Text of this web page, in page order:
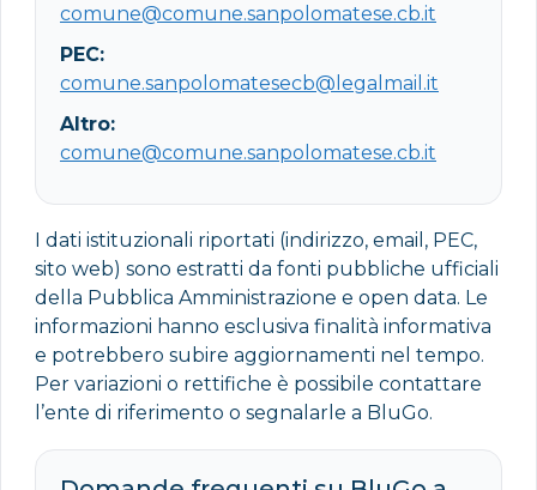
comune@comune.sanpolomatese.cb.it
PEC:
comune.sanpolomatesecb@legalmail.it
Altro:
comune@comune.sanpolomatese.cb.it
I dati istituzionali riportati (indirizzo, email, PEC,
sito web) sono estratti da fonti pubbliche ufficiali
della Pubblica Amministrazione e open data. Le
informazioni hanno esclusiva finalità informativa
e potrebbero subire aggiornamenti nel tempo.
Per variazioni o rettifiche è possibile contattare
l’ente di riferimento o segnalarle a BluGo.